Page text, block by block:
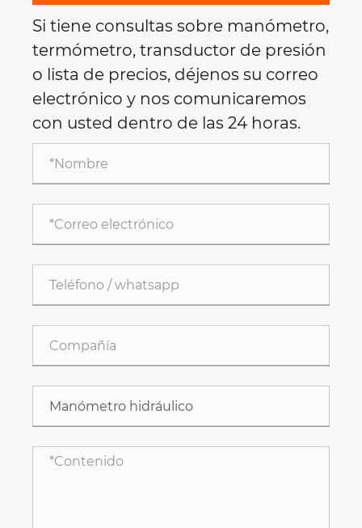
Si tiene consultas sobre manómetro,
termómetro, transductor de presión
o lista de precios, déjenos su correo
electrónico y nos comunicaremos
con usted dentro de las 24 horas.